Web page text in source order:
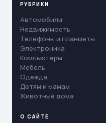
РУБРИКИ
Автомобили
Недвижимость
Телефоны и планшеты
Электроника
Компьютеры
Мебель
Одежда
Детям и мамам
Животные дома
О САЙТЕ